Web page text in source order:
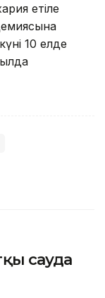
етіле
10 елде
сауда